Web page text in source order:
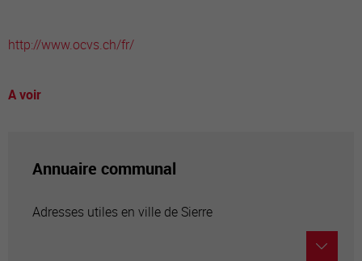
http://www.ocvs.ch/fr/
A voir
Annuaire communal
Adresses utiles en ville de Sierre